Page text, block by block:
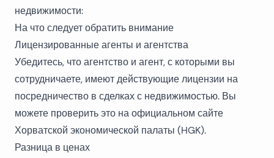
недвижимости:
На что следует обратить внимание
Лицензированные агенты и агентства
Убедитесь, что агентство и агент, с которыми вы
сотрудничаете, имеют действующие лицензии на
посредничество в сделках с недвижимостью. Вы
можете проверить это на официальном сайте
Хорватской экономической палаты (HGK).
Разница в ценах